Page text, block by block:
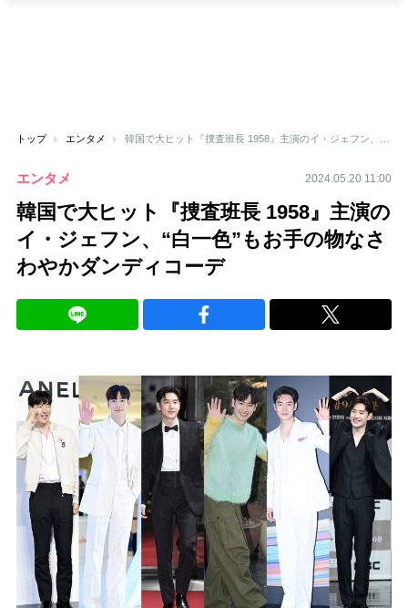
トップ エンタメ
エンタメ 2024.05.20 11:00
韓国で大ヒット『捜査班長 1958』主演の
イ・ジェフン、“白一色”もお手の物なさ
わやかダンディコーデ